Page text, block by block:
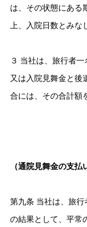
は、その状態にある
上、入院日数とみな
３ 当社は、旅行者
又は入院見舞金と後
合には、その合計額
（通院見舞金の支払
第九条 当社は、旅
の結果として、平常